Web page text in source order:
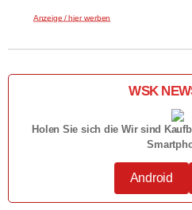
Anzeige / hier werben
WSK
Holen Sie sich die Wir sind
Android